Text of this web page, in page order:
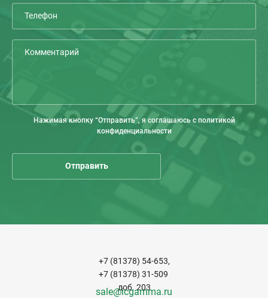
Нажимая кнопку “Отправить”, я соглашаюсь с политикой
конфиденциальности
+7 (81378) 54-653,
+7 (81378) 31-509
доб. 203
sale@icgamma.ru